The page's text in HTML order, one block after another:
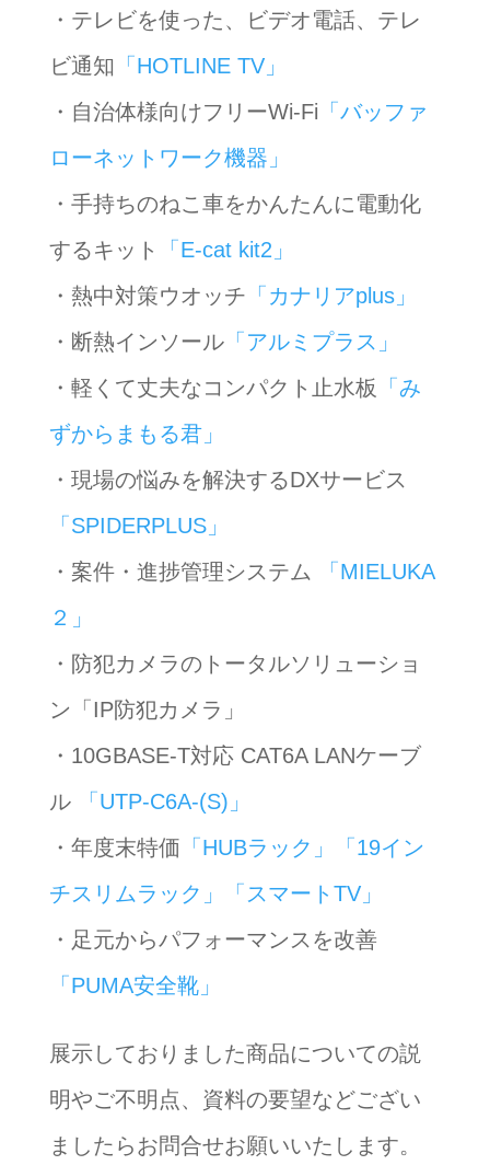
・テレビを使った、ビデオ電話、テレ
ビ通知 「HOTLINE TV」
・自治体様向けフリーWi-Fi 「バッファ
ローネットワーク機器」
・手持ちのねこ車をかんたんに電動化
するキット
「E-cat kit2」
・熱中対策ウオッチ 「カナリアplus」
・断熱インソール「アルミプラス」
・軽くて丈夫なコンパクト止水板 「み
ずからまもる君」
・現場の悩みを解決するDXサービス
「SPIDERPLUS」
・案件・進捗管理システム
「MIELUKA
２」
・防犯カメラのトータルソリューショ
ン「IP防犯カメラ」
・10GBASE-T対応 CAT6A LANケーブ
ル
「UTP-C6A-(S)」
・年度末特価 「HUBラック」
「19イン
チスリムラック」
「スマートTV」
・足元からパフォーマンスを改善
「PUMA安全靴」
展示しておりました商品についての説
明やご不明点、資料の要望などござい
ましたらお問合せお願いいたします。